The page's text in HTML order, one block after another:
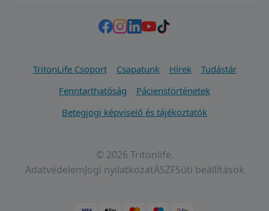
TritonLife Csoport Csapatunk Hírek
Tudástár
Fenntarthatóság
Pácienstörténetek
Betegjogi képviselő és tájékoztatók
© 2026 Tritonlife.
AdatvédelemJogi nyilatkozatÁSZFSüti beállítások